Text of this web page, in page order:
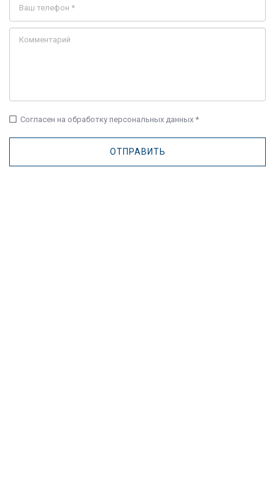
check_box_outline_blank Согласен на обработку персональных данных *